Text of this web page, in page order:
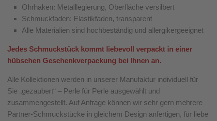
Ohrhaken: Metalllegierung, Oberfläche versilbert
Schmuckfaden: Elastikfaden, transparent
Alle Materialien sind hochbeständig und allergikergeeignet
Jedes Schmuckstück kommt liebevoll verpackt in einer
hübschen Geschenkverpackung bei Ihnen an.
Alle Kollektionen werden in unserer Manufaktur individuell für
Sie „gezaubert“ – Perle für Perle ausgewählt und
zusammengestellt. Auf Anfrage können wir sehr gern mehrere
Partner-Schmuckstücke in gleichem Design anfertigen, für liebe